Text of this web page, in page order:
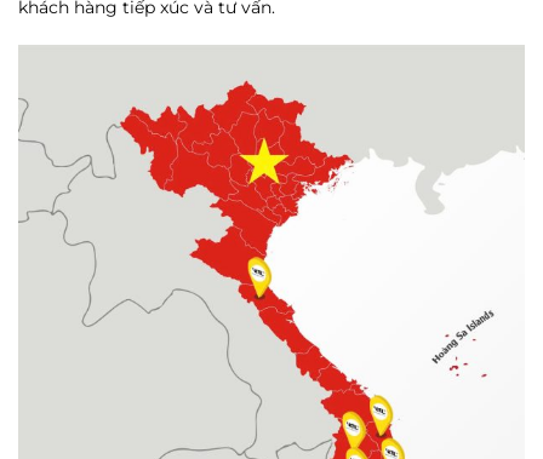
khách hàng tiếp xúc và tư vấn.